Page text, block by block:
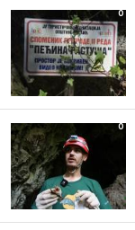
0
0